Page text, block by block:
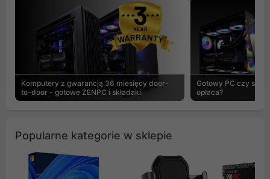
Komputery z gwarancją 36 miesięcy door-
to-door - gotowe ZENPC i składaki
Gotowy PC czy
opłaca?
Popularne kategorie w sklepie